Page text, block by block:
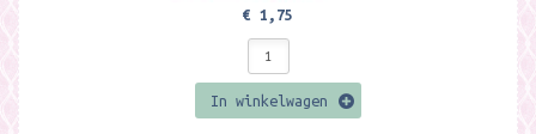
€ 1,75
In winkelwagen